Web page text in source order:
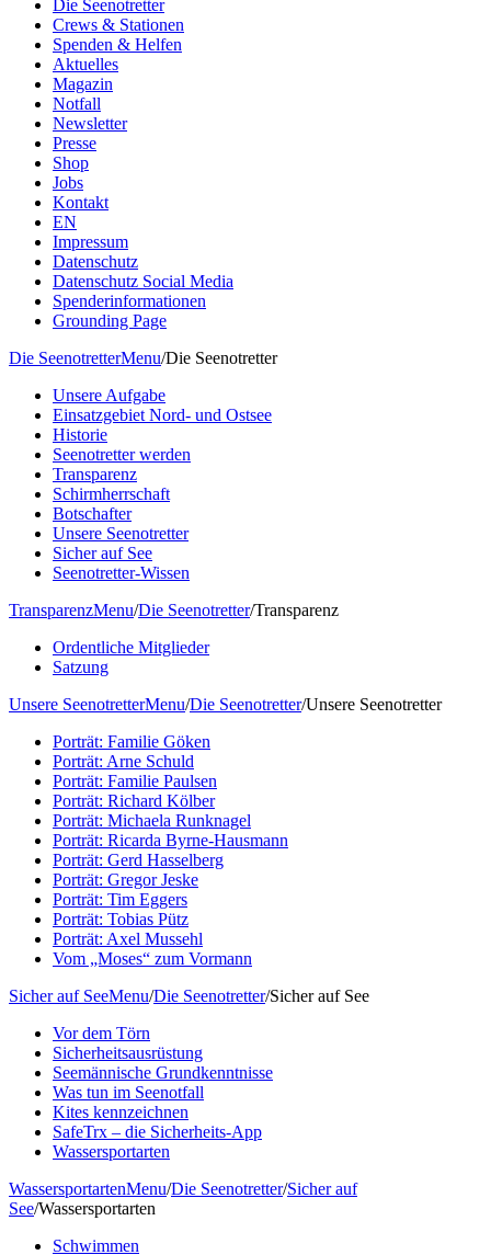
Die Seenotretter
Crews & Stationen
Spenden & Helfen
Aktuelles
Magazin
Notfall
Newsletter
Presse
Shop
Jobs
Kontakt
EN
Impressum
Datenschutz
Datenschutz Social Media
Spenderinformationen
Grounding Page
Die SeenotretterMenu/Die Seenotretter
Unsere Aufgabe
Einsatzgebiet Nord- und Ostsee
Historie
Seenotretter werden
Transparenz
Schirmherrschaft
Botschafter
Unsere Seenotretter
Sicher auf See
Seenotretter-Wissen
TransparenzMenu/Die Seenotretter/Transparenz
Ordentliche Mitglieder
Satzung
Unsere SeenotretterMenu/Die Seenotretter/Unsere Seenotretter
Porträt: Familie Göken
Porträt: Arne Schuld
Porträt: Familie Paulsen
Porträt: Richard Kölber
Porträt: Michaela Runknagel
Porträt: Ricarda Byrne-Hausmann
Porträt: Gerd Hasselberg
Porträt: Gregor Jeske
Porträt: Tim Eggers
Porträt: Tobias Pütz
Porträt: Axel Mussehl
Vom „Moses“ zum Vormann
Sicher auf SeeMenu/Die Seenotretter/Sicher auf See
Vor dem Törn
Sicherheitsausrüstung
Seemännische Grundkenntnisse
Was tun im Seenotfall
Kites kennzeichnen
SafeTrx – die Sicherheits-App
Wassersportarten
WassersportartenMenu/Die Seenotretter/Sicher auf
See/Wassersportarten
Schwimmen